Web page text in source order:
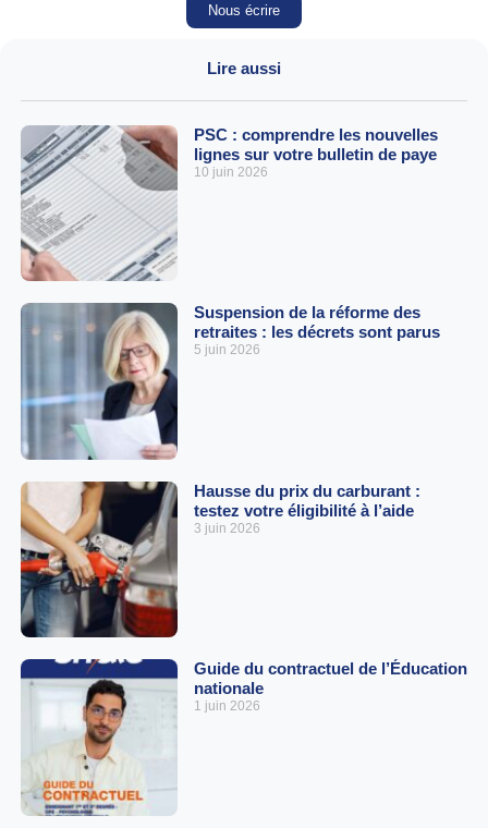
Nous écrire
Lire aussi
PSC : comprendre les nouvelles
lignes sur votre bulletin de paye
10 juin 2026
Suspension de la réforme des
retraites : les décrets sont parus
5 juin 2026
Hausse du prix du carburant :
testez votre éligibilité à l’aide
3 juin 2026
Guide du contractuel de l’Éducation
nationale
1 juin 2026